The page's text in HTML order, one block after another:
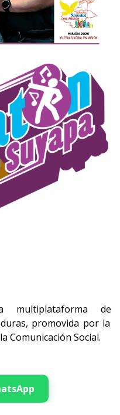
de
promovida por la
Comunicación Social.